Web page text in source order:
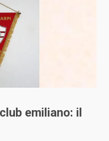
emiliano: il